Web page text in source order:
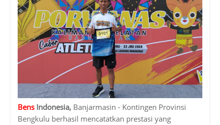
Bens Indonesia, Banjarmasin - Kontingen Provinsi
Bengkulu berhasil mencatatkan prestasi yang